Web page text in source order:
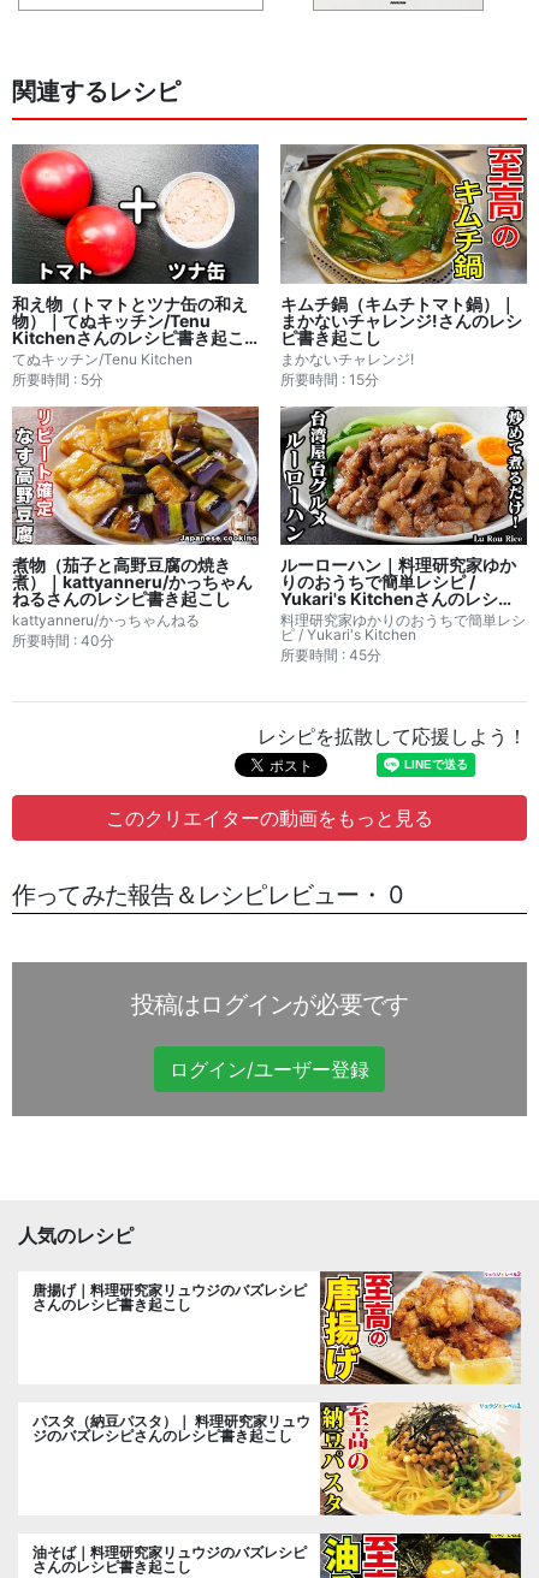
関連するレシピ
和え物（トマトとツナ缶の和え
物）｜てぬキッチン/Tenu
Kitchenさんのレシピ書き起こ
し
てぬキッチン/Tenu Kitchen
所要時間 : 5分
キムチ鍋（キムチトマト鍋）｜
まかないチャレンジ!さんのレシ
ピ書き起こし
まかないチャレンジ!
所要時間 : 15分
煮物（茄子と高野豆腐の焼き
煮）｜kattyanneru/かっちゃん
ねるさんのレシピ書き起こし
kattyanneru/かっちゃんねる
所要時間 : 40分
ルーローハン｜料理研究家ゆか
りのおうちで簡単レシピ /
Yukari's Kitchenさんのレシピ
書き起こし
料理研究家ゆかりのおうちで簡単レシ
ピ / Yukari's Kitchen
所要時間 : 45分
レシピを拡散して応援しよう！
このクリエイターの動画をもっと見る
作ってみた報告＆レシピレビュー・ 0
投稿はログインが必要です
ログイン/ユーザー登録
人気のレシピ
唐揚げ｜料理研究家リュウジのバズレシピ
さんのレシピ書き起こし
パスタ（納豆パスタ）｜ 料理研究家リュウ
ジのバズレシピさんのレシピ書き起こし
油そば｜料理研究家リュウジのバズレシピ
さんのレシピ書き起こし